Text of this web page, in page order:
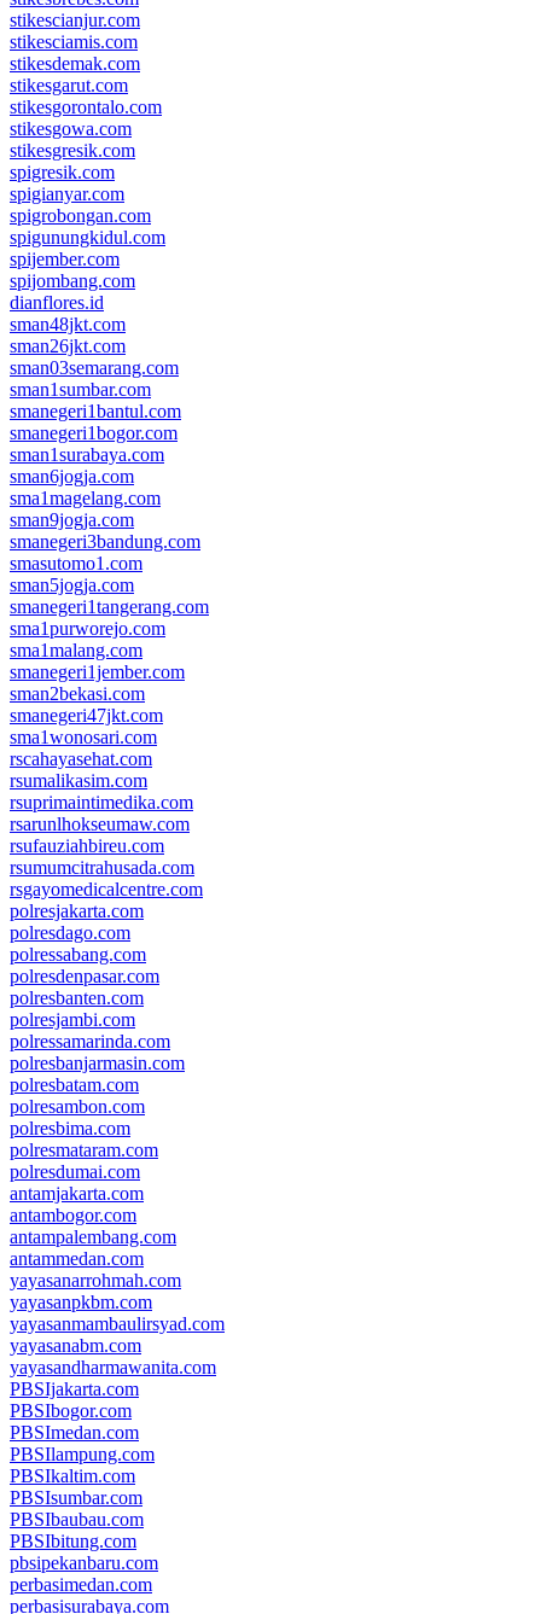
stikescianjur.com
stikesciamis.com
stikesdemak.com
stikesgarut.com
stikesgorontalo.com
stikesgowa.com
stikesgresik.com
spigresik.com
spigianyar.com
spigrobongan.com
spigunungkidul.com
spijember.com
spijombang.com
dianflores.id
sman48jkt.com
sman26jkt.com
sman03semarang.com
sman1sumbar.com
smanegeri1bantul.com
smanegeri1bogor.com
sman1surabaya.com
sman6jogja.com
sma1magelang.com
sman9jogja.com
smanegeri3bandung.com
smasutomo1.com
sman5jogja.com
smanegeri1tangerang.com
sma1purworejo.com
sma1malang.com
smanegeri1jember.com
sman2bekasi.com
smanegeri47jkt.com
sma1wonosari.com
rscahayasehat.com
rsumalikasim.com
rsuprimaintimedika.com
rsarunlhokseumaw.com
rsufauziahbireu.com
rsumumcitrahusada.com
rsgayomedicalcentre.com
polresjakarta.com
polresdago.com
polressabang.com
polresdenpasar.com
polresbanten.com
polresjambi.com
polressamarinda.com
polresbanjarmasin.com
polresbatam.com
polresambon.com
polresbima.com
polresmataram.com
polresdumai.com
antamjakarta.com
antambogor.com
antampalembang.com
antammedan.com
yayasanarrohmah.com
yayasanpkbm.com
yayasanmambaulirsyad.com
yayasanabm.com
yayasandharmawanita.com
PBSIjakarta.com
PBSIbogor.com
PBSImedan.com
PBSIlampung.com
PBSIkaltim.com
PBSIsumbar.com
PBSIbaubau.com
PBSIbitung.com
pbsipekanbaru.com
perbasimedan.com
perbasisurabaya.com